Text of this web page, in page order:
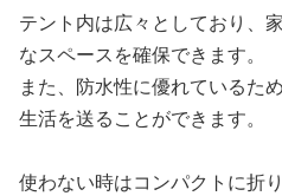
テント内は広々としており、
なスペースを確保できます。
また、防水性に優れているた
生活を送ることができます。
使わない時はコンパクトに折